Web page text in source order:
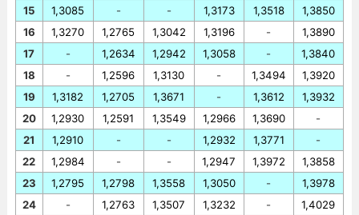
15
16
17
18
19
20
21
22
23
24
1,3085
1,3270
-
-
1,3182
1,2930
1,2910
1,2984
1,2795
-
-
1,2765
1,2634
1,2596
1,2705
1,2591
-
-
1,2798
1,2763
-
1,3042
1,2942
1,3130
1,3671
1,3549
-
-
1,3558
1,3507
1,3173
1,3196
1,3058
-
-
1,2966
1,2932
1,2947
1,3050
1,3232
1,3518
-
-
1,3494
1,3612
1,3690
1,3771
1,3972
-
-
1,3850
1,3890
1,3840
1,3920
1,3932
-
-
1,3858
1,3978
1,4029